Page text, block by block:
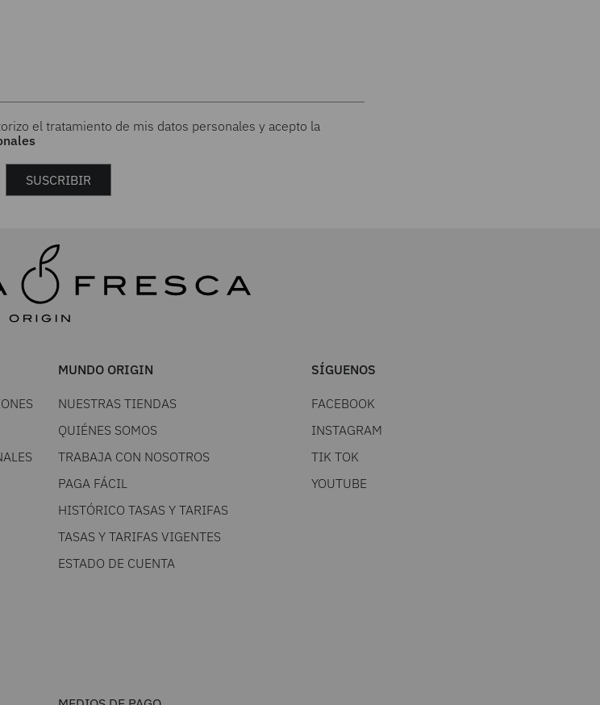
el tratamiento de mis datos personales y acepto la
SUSCRIBIR
MUNDO ORIGIN
NUESTRAS TIENDAS
QUIÉNES SOMOS
TRABAJA CON NOSOTROS
PAGA FÁCIL
HISTÓRICO TASAS Y TARIFAS
TASAS Y TARIFAS VIGENTES
ESTADO DE CUENTA
SÍGUENOS
FACEBOOK
INSTAGRAM
TIK TOK
YOUTUBE